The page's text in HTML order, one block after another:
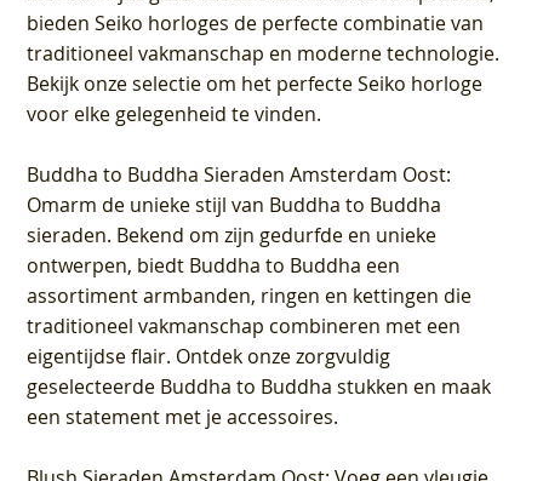
bieden Seiko horloges de perfecte combinatie van
traditioneel vakmanschap en moderne technologie.
Bekijk onze selectie om het perfecte Seiko horloge
voor elke gelegenheid te vinden.
Buddha to Buddha Sieraden Amsterdam Oost:
Omarm de unieke stijl van Buddha to Buddha
sieraden. Bekend om zijn gedurfde en unieke
ontwerpen, biedt Buddha to Buddha een
assortiment armbanden, ringen en kettingen die
traditioneel vakmanschap combineren met een
eigentijdse flair. Ontdek onze zorgvuldig
geselecteerde Buddha to Buddha stukken en maak
een statement met je accessoires.